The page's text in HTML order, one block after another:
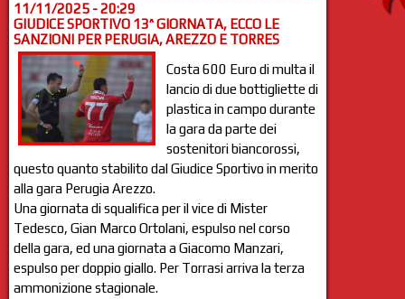
11/11/2025 - 20:29
GIUDICE SPORTIVO 13^ GIORNATA, ECCO LE
SANZIONI PER PERUGIA, AREZZO E TORRES
Costa 600 Euro di multa il
lancio di due bottigliette di
plastica in campo durante
la gara da parte dei
sostenitori biancorossi,
questo quanto stabilito dal Giudice Sportivo in merito
alla gara Perugia Arezzo.
Una giornata di squalifica per il vice di Mister
Tedesco, Gian Marco Ortolani, espulso nel corso
della gara, ed una giornata a Giacomo Manzari,
espulso per doppio giallo. Per Torrasi arriva la terza
ammonizione stagionale.